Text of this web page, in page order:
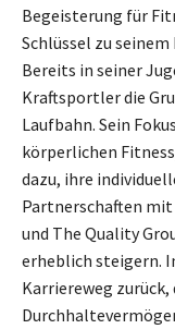
Begeisterung für
Schlüssel zu
Bereits in seiner
Kraftsportler die
Laufbahn. Sein
körperlichen
dazu, ihre
Partnerschaften
und The Quality
erheblich steigern.
Karriereweg